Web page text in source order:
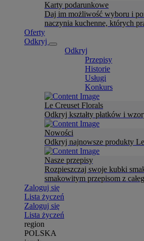
Karty podarunkowe
Daj im możliwość wyboru i
naczynia kuchenne, których
Oferty
Odkryj
Odkryj
Przepisy
Historie
Usługi
Konkurs
Le Creuset Florals
Odkryj kształty płatków i
Nowości
Odkryj najnowsze produkty
Nasze przepisy
Rozpieszczaj swoje kubki
smakowitym przepisom z
Zaloguj się
Lista życzeń
Zaloguj się
Lista życzeń
region
POLSKA